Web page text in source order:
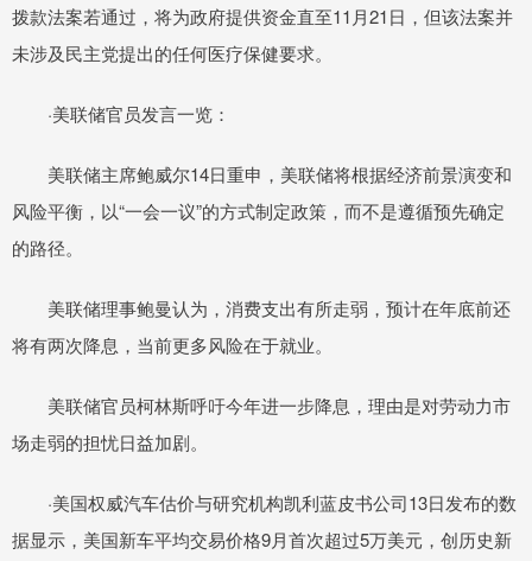
拨款法案若通过，将为政府提供资金直至11月21日，但该法案并
未涉及民主党提出的任何医疗保健要求。
·美联储官员发言一览：
美联储主席鲍威尔14日重申，美联储将根据经济前景演变和
风险平衡，以“一会一议”的方式制定政策，而不是遵循预先确定
的路径。
美联储理事鲍曼认为，消费支出有所走弱，预计在年底前还
将有两次降息，当前更多风险在于就业。
美联储官员柯林斯呼吁今年进一步降息，理由是对劳动力市
场走弱的担忧日益加剧。
·美国权威汽车估价与研究机构凯利蓝皮书公司13日发布的数
据显示，美国新车平均交易价格9月首次超过5万美元，创历史新